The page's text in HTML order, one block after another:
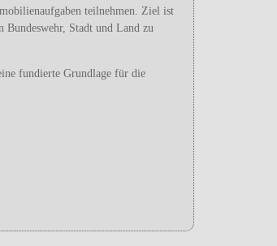
teilnehmen. Ziel ist
Stadt und Land zu
fundierte Grundlage für die